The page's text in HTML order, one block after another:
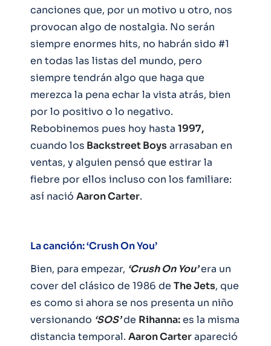
canciones que, por un motivo u otro, nos
provocan algo de nostalgia. No serán
siempre enormes hits, no habrán sido #1
en todas las listas del mundo, pero
siempre tendrán algo que haga que
merezca la pena echar la vista atrás, bien
por lo positivo o lo negativo.
Rebobinemos pues hoy hasta 1997,
cuando los Backstreet Boysarrasaban en
ventas, y alguien pensó que estirar la
fiebre por ellos incluso con los familiare:
así nació Aaron Carter.
La canción: ‘Crush On You’
Bien, para empezar, ‘Crush On You’era un
cover del clásico de 1986 de The Jets, que
es como si ahora se nos presenta un niño
versionando ‘SOS’de Rihanna:es la misma
distancia temporal. Aaron Carterapareció